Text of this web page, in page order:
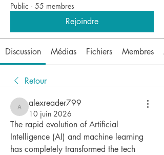
Public · 55 membres
Rejoindre
Discussion Médias Fichiers Membres
Retour
alexreader799
alexreader799
10 juin 2026
The rapid evolution of Artificial
Intelligence (AI) and machine learning
has completely transformed the tech